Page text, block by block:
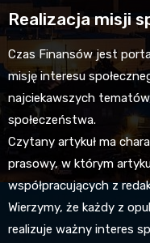
Realizacja misji
Czas Finansów jest
misję interesu
najciekawszych
społeczeństwa.
Czytany artykuł ma
prasowy, w którym
współpracujących z
Wierzymy, że każdy z
realizuje ważny interes